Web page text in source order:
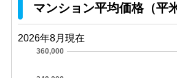
マンション平均価格（平
2026年8月現在
360,000